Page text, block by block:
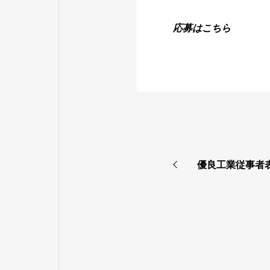
応募はこちら
優良工業従事者